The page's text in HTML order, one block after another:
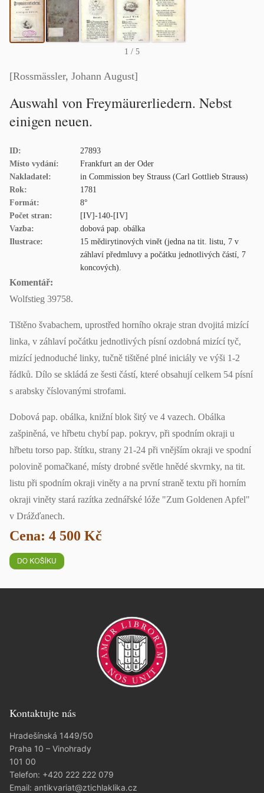
1 / 5
[Rossmässler, Johann August]
Auswahl von Freymäurerliedern. Nebst
einigen neuen.
ID:
27893
Místo vydání:
Frankfurt an der Oder
Nakladatel:
in Commission bey Strauss (Carl Gottlieb Strauss)
Rok:
1781
Formát:
8°
Počet stran:
[IV]-140-[IV]
Vazba:
dobová pap. obálka
Ilustrace:
15 mědirytinových vinět (jedna na tit. listu, 7 v
záhlaví předmluvy a počátku jednotlivých částí, 7
koncových).
Komentář:
Wolfstieg 39758.
Tištěno švabachem, uprostřed horního okraje stran dvojitá mizící
linka, v záhlaví počátku jednotlivých písní ozdobná mizící tyč,
mizící jednoduché linky, tučně tištěné plné iniciály ve výši 1-2
řádků. Dílo se skládá ze šesti částí, které obsahují celkem 54 písní
s arabsky číslovanými strofami.
Dobová pap. obálka, knižní blok šitý ve 4 vazech. Obálka
zašpiněná, ve hřbetu chybí pap. pokryv, při spodním okraji u
hřbetu torso pap. štítku, strany 21-24 při vnějším okraji ve spodní
polovině pomačkané, místy drobné světle hnědé skvrnky, na tit.
listu při spodním okraji viněty a na první straně textu při horním
okraji viněty stará razítka zednářské lóže "Zum Goldenen Apfel"
v Drážďanech.
Cena: 4 500 Kč
Kontaktujte nás
Hradešínská 1449/50
Praha 10 – Vinohrady
101 00
Telefon: +420 222 222 079
Email: antikvariat@ztichlaklika.cz